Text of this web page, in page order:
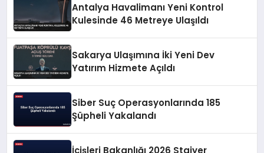
Antalya Havalimanı Yeni Kontrol
Kulesinde 46 Metreye Ulaşıldı
Sakarya Ulaşımına İki Yeni Dev
Yatırım Hizmete Açıldı
Siber Suç Operasyonlarında 185
Şüpheli Yakalandı
İçişleri Bakanlığı 2026 Stajyer